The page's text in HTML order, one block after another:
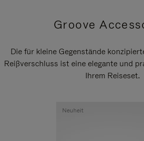
Groove
Die für kleine Gegenstände
Reißverschluss ist eine elegante und
Ihrem Reiseset.
Neuheit